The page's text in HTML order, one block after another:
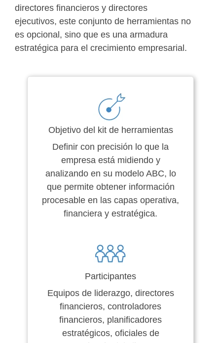
directores financieros y directores
ejecutivos, este conjunto de herramientas no
es opcional, sino que es una armadura
estratégica para el crecimiento empresarial.
Objetivo del kit de herramientas
Definir con precisión lo que la
empresa está midiendo y
analizando en su modelo ABC, lo
que permite obtener información
procesable en las capas operativa,
financiera y estratégica.
Participantes
Equipos de liderazgo, directores
financieros, controladores
financieros, planificadores
estratégicos, oficiales de